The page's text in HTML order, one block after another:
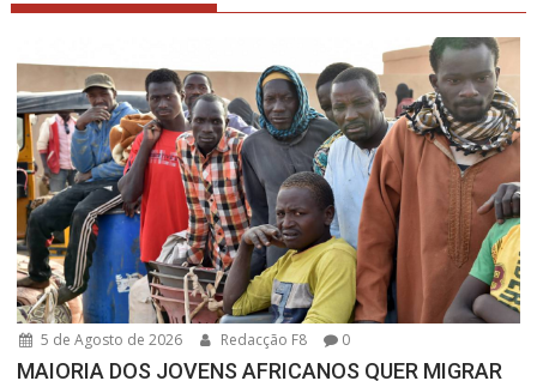
5 de Agosto de 2026 Redacção F8 0
MAIORIA DOS JOVENS AFRICANOS QUER MIGRAR